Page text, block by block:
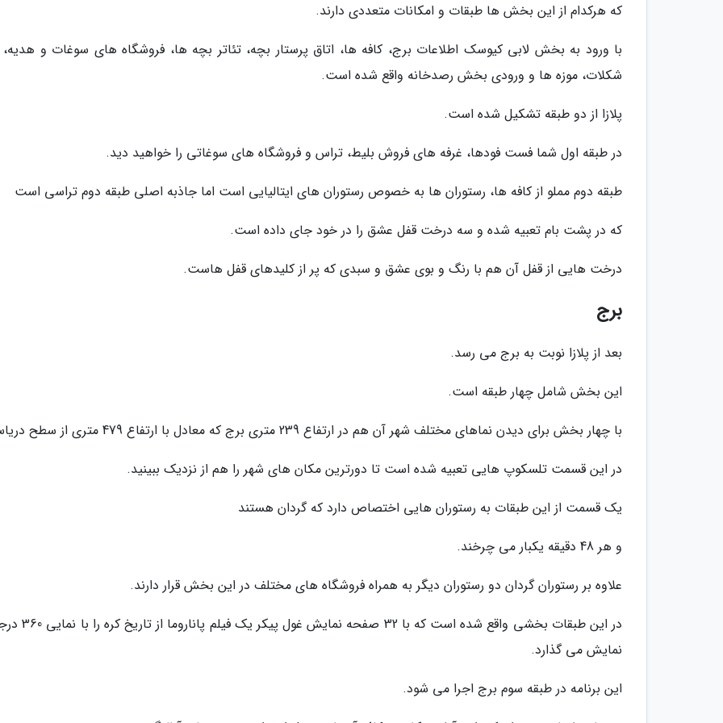
که هرکدام از این بخش ها طبقات و امکانات متعددی دارند.
با ورود به بخش لابی کیوسک اطلاعات برج، کافه ها، اتاق پرستار بچه، تئاتر بچه ها، فروشگاه های سوغات و هدیه،
شکلات، موزه ها و ورودی بخش رصدخانه واقع شده است.
پلازا از دو طبقه تشکیل شده است.
در طبقه اول شما فست فودها، غرفه های فروش بلیط، تراس و فروشگاه های سوغاتی را خواهید دید.
طبقه دوم مملو از کافه ها، رستوران ها به خصوص رستوران های ایتالیایی است اما جاذبه اصلی طبقه دوم تراسی است
که در پشت بام تعبیه شده و سه درخت قفل عشق را در خود جای داده است.
درخت هایی از قفل آن هم با رنگ و بوی عشق و سبدی که پر از کلیدهای قفل هاست.
برج
بعد از پلازا نوبت به برج می رسد.
این بخش شامل چهار طبقه است.
با چهار بخش برای دیدن نماهای مختلف شهر آن هم در ارتفاع 239 متری برج که معادل با ارتفاع 479 متری از سطح دریاست.
در این قسمت تلسکوپ هایی تعبیه شده است تا دورترین مکان های شهر را هم از نزدیک ببینید.
یک قسمت از این طبقات به رستوران هایی اختصاص دارد که گردان هستند
و هر 48 دقیقه یکبار می چرخند.
علاوه بر رستوران گردان دو رستوران دیگر به همراه فروشگاه های مختلف در این بخش قرار دارند.
در این طبقات بخشی واقع شده است که با 32 صفحه
نمایش می گذارد.
این برنامه در طبقه سوم برج اجرا می شود.